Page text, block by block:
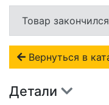
Товар
Вернуться в
Детали